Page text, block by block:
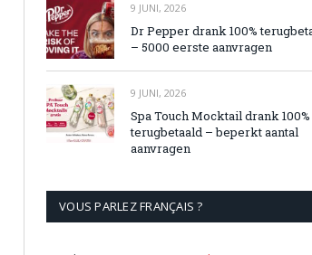
9 JUNI, 2026
Dr Pepper drank 100%
– 5000 eerste aanvragen
9 JUNI, 2026
Spa Touch Mocktail drank 100%
terugbetaald – beperkt aantal
aanvragen
VOUS PARLEZ FRANÇAIS ?